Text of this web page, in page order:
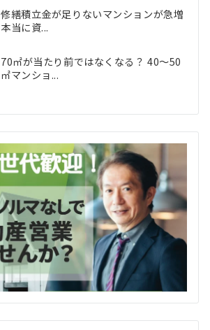
修繕積立金が足りないマンションが急増
本当に資...
70㎡が当たり前ではなくなる？ 40〜50
㎡マンショ...